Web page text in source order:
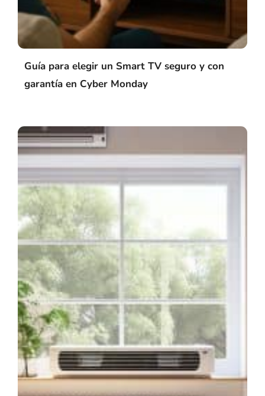
Guía para elegir un Smart TV seguro y con
garantía en Cyber Monday